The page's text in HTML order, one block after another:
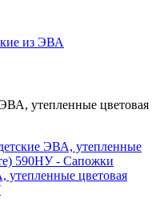
из ЭВА
утепленные цветовая